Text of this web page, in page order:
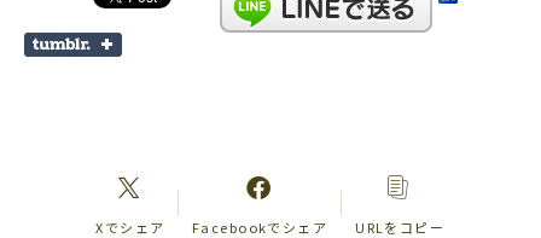
Xでシェア Facebookでシェア URLをコピー